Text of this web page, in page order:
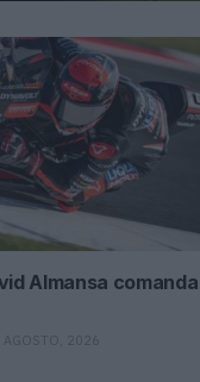
Almansa comanda
AGOSTO, 2026